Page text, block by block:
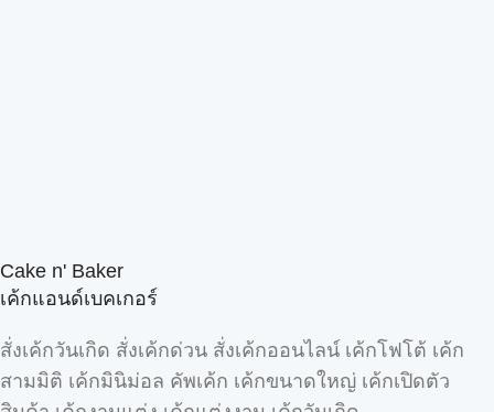
Cake n' Baker
เค้กแอนด์เบคเกอร์
สั่งเค้กวันเกิด สั่งเค้กด่วน สั่งเค้กออนไลน์ เค้กโฟโต้ เค้ก
สามมิติ เค้กมินิม่อล คัพเค้ก เค้กขนาดใหญ่ เค้กเปิดตัว